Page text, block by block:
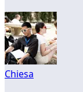
Chiesa